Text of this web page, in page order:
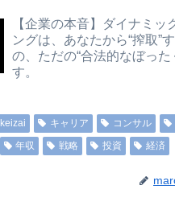
【企業の本音】ダイナミッ
ングは、あなたから“搾取”
の、ただの“合法的なぼった
す。
keizai キャリア コンサル
年収 戦略 投資 経済